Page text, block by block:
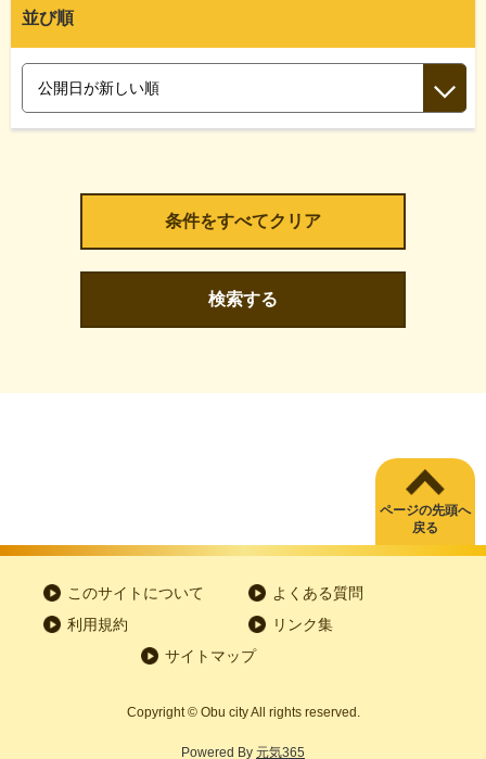
並び順
検索する
ページの先頭へ
戻る
このサイトについて
よくある質問
利用規約
リンク集
サイトマップ
Copyright © Obu city All rights reserved.
Powered By 元気365